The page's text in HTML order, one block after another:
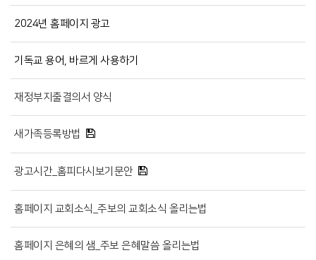
2024년 홈페이지 광고
기독교 용어, 바르게 사용하기
재정부지출결의서 양식
새가족등록방법
광고시간_홈피다시보기문안
홈페이지 교회소식_주보의 교회소식 올리는법
홈페이지 은혜의 샘_주보 은혜말씀 올리는법